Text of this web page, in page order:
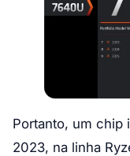
Portanto, um chip
2023, na linha